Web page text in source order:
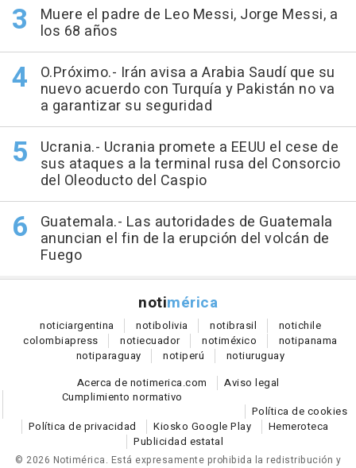
Muere el padre de Leo Messi, Jorge Messi, a
los 68 años
O.Próximo.- Irán avisa a Arabia Saudí que su
nuevo acuerdo con Turquía y Pakistán no va
a garantizar su seguridad
Ucrania.- Ucrania promete a EEUU el cese de
sus ataques a la terminal rusa del Consorcio
del Oleoducto del Caspio
Guatemala.- Las autoridades de Guatemala
anuncian el fin de la erupción del volcán de
Fuego
notimérica
noticiargentina notibolivia notibrasil notichile
colombiapress notiecuador notiméxico notipanama
notiparaguay notiperú notiuruguay
Acerca de notimerica.com
Aviso legal
Cumplimiento normativo
Política de cookies
Política de privacidad
Kiosko Google Play
Hemeroteca
Publicidad estatal
© 2026 Notimérica. Está expresamente prohibida la redistribución y